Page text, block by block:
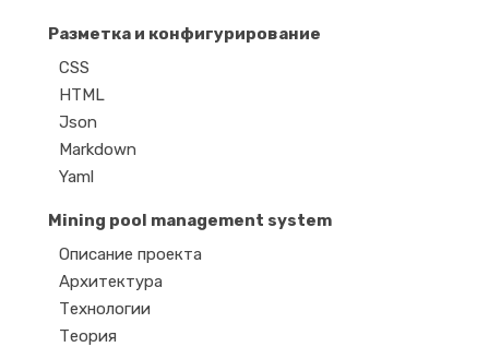
Разметка и конфигурирование
CSS
HTML
Json
Markdown
Yaml
Mining pool management system
Описание проекта
Архитектура
Технологии
Теория